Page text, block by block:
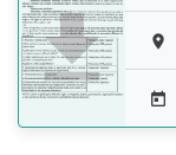
 
